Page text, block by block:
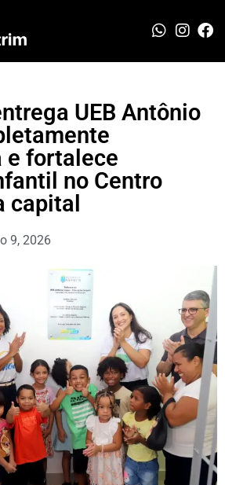
UEB Antônio
e fortalece
no Centro
capital
9, 2026